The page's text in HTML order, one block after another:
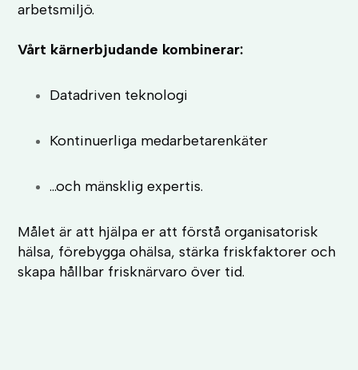
arbetsmiljö.
Vårt kärnerbjudande kombinerar:
Datadriven teknologi
Kontinuerliga medarbetarenkäter
...och mänsklig expertis.
Målet är att hjälpa er att förstå organisatorisk
hälsa, förebygga ohälsa, stärka friskfaktorer och
skapa hållbar frisknärvaro över tid.